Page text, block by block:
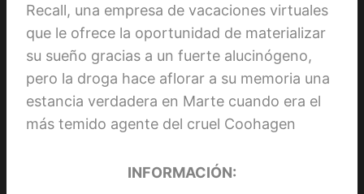
Recall, una empresa de vacaciones virtuales
que le ofrece la oportunidad de materializar
su sueño gracias a un fuerte alucinógeno,
pero la droga hace aflorar a su memoria una
estancia verdadera en Marte cuando era el
más temido agente del cruel Coohagen
INFORMACIÓN: